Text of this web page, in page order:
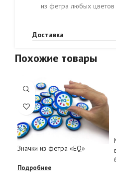
из фетра любых
Доставка
Похожие товары
Значки из фетра «EQ»
Подробнее